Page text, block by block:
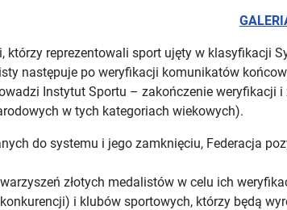
którzy reprezentowali sport ujęty w klasyfikacji
następuje po weryfikacji komunikatów
Instytut Sportu – zakończenie weryfikacji
w tych kategoriach wiekowych).
do systemu i jego zamknięciu, Federacja
złotych medalistów w celu ich
i klubów sportowych, którzy będą